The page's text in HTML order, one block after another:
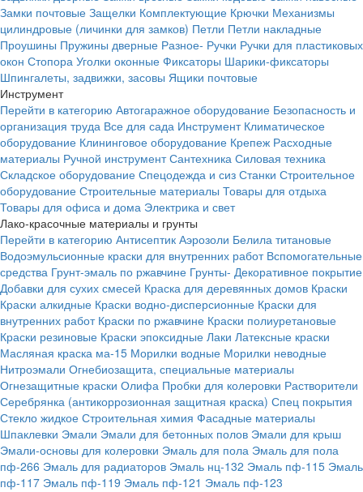
Замки почтовые Защелки Комплектующие Крючки Механизмы
цилиндровые (личинки для замков) Петли Петли накладные
Проушины Пружины дверные Разное- Ручки Ручки для пластиковых
окон Стопора Уголки оконные Фиксаторы Шарики-фиксаторы
Шпингалеты, задвижки, засовы Ящики почтовые
Инструмент
Перейти в категорию Автогаражное оборудование Безопасность и
организация труда Все для сада Инструмент Климатическое
оборудование Клининговое оборудование Крепеж Расходные
материалы Ручной инструмент Сантехника Силовая техника
Складское оборудование Спецодежда и сиз Станки Строительное
оборудование Строительные материалы Товары для отдыха
Товары для офиса и дома Электрика и свет
Лако-красочные материалы и грунты
Перейти в категорию Антисептик Аэрозоли Белила титановые
Водоэмульсионные краски для внутренних работ Вспомогательные
средства Грунт-эмаль по ржавчине Грунты- Декоративное покрытие
Добавки для сухих смесей Краска для деревянных домов Краски
Краски алкидные Краски водно-дисперсионные Краски для
внутренних работ Краски по ржавчине Краски полиуретановые
Краски резиновые Краски эпоксидные Лаки Латексные краски
Масляная краска ма-15 Морилки водные Морилки неводные
Нитроэмали Огнебиозащита, специальные материалы
Огнезащитные краски Олифа Пробки для колеровки Растворители
Серебрянка (антикоррозионная защитная краска) Спец покрытия
Стекло жидкое Строительная химия Фасадные материалы
Шпаклевки Эмали Эмали для бетонных полов Эмали для крыш
Эмали-основы для колеровки Эмаль для пола Эмаль для пола
пф-266 Эмаль для радиаторов Эмаль нц-132 Эмаль пф-115 Эмаль
пф-117 Эмаль пф-119 Эмаль пф-121 Эмаль пф-123